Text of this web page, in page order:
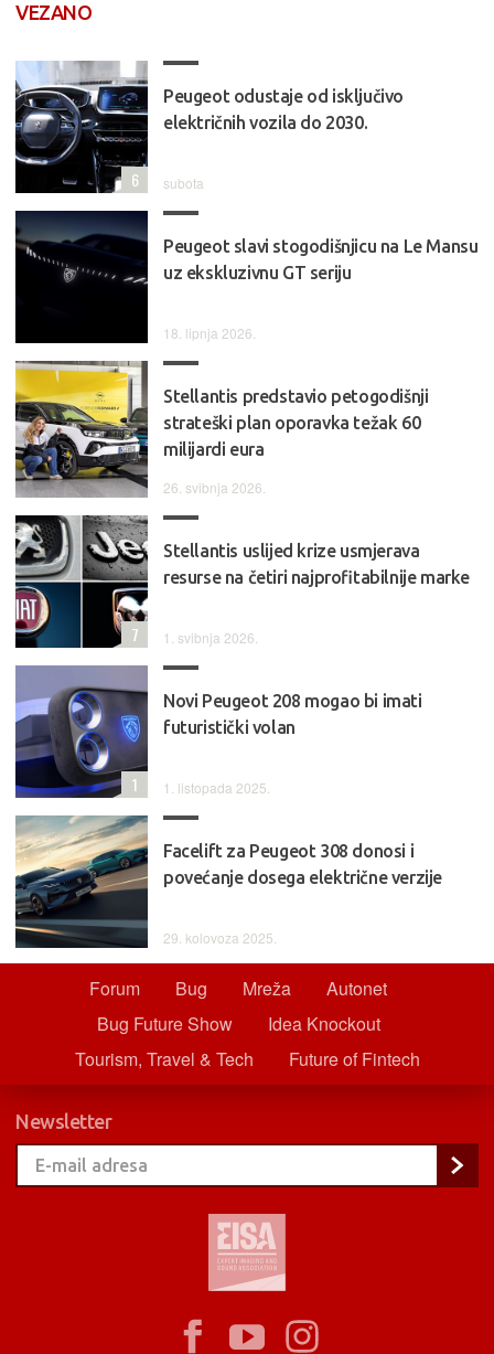
VEZANO
Peugeot odustaje od isključivo
električnih vozila do 2030.
subota
6
Peugeot slavi stogodišnjicu na Le Mansu
uz ekskluzivnu GT seriju
18. lipnja 2026.
Stellantis predstavio petogodišnji
strateški plan oporavka težak 60
milijardi eura
26. svibnja 2026.
Stellantis uslijed krize usmjerava
resurse na četiri najprofitabilnije marke
1. svibnja 2026.
7
Novi Peugeot 208 mogao bi imati
futuristički volan
1. listopada 2025.
1
Facelift za Peugeot 308 donosi i
povećanje dosega električne verzije
29. kolovoza 2025.
Forum Bug Mreža
Autonet
Bug Future Show
Idea Knockout
Tourism, Travel & Tech
Future of Fintech
Newsletter